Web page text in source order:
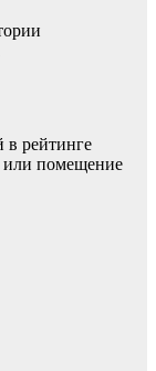
в рейтинге
или помещение